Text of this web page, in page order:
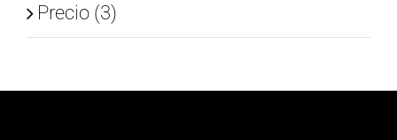
Precio (3)